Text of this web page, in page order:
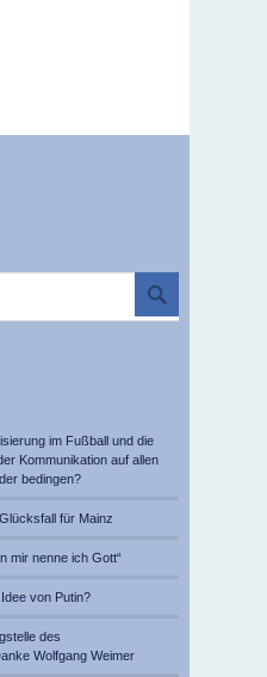
im Fußball und die
Kommunikation auf allen
bedingen?
für Mainz
mir nenne ich Gott“
von Putin?
des
Wolfgang Weimer